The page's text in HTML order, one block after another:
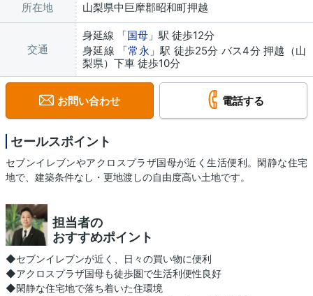
所在地 山梨県中巨摩郡昭和町押越
交通
身延線 「国母 」駅 徒歩12分
身延線 「常永 」駅 徒歩25分 バス4分 押越（山
梨県）下車 徒歩10分
お問い合わせ 電話する
セールスポイント
セブンイレブンやアクロスプラザ国母が近く生活便利。閑静な住宅
地で、建築条件なし・更地渡しの自由度高い土地です。
担当者の
おすすめポイント
◆セブンイレブンが近く、日々の買い物に便利
◆アクロスプラザ国母も徒歩圏で生活利便性良好
◆閑静な住宅地で落ち着いた住環境